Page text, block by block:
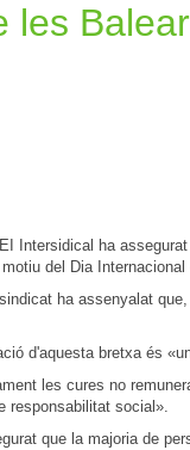
les
Intersidical ha
del Dia
ha assenyalat
d'aquesta bretxa és
les cures no
responsabilitat social».
que la majoria de